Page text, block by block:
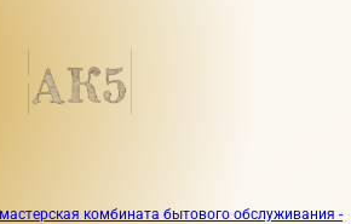
комбината бытового обслуживания -